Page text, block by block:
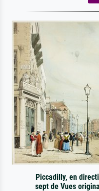
Piccadilly, en
sept de Vues